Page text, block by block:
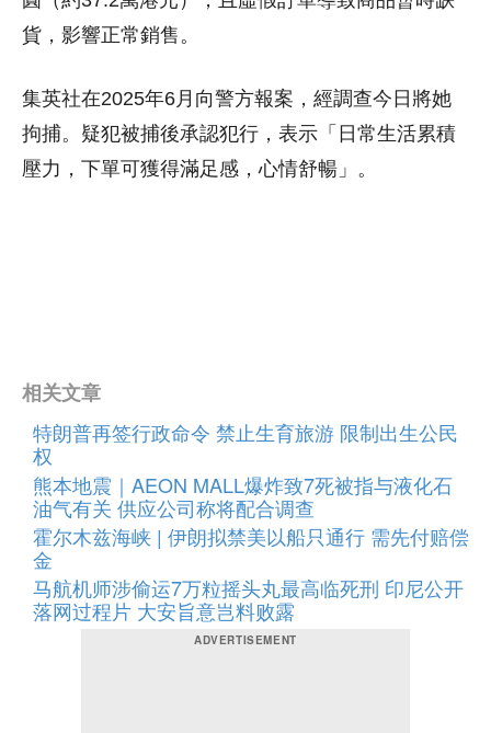
貨，影響正常銷售。
集英社在2025年6月向警方報案，經調查今日將她
拘捕。疑犯被捕後承認犯行，表示「日常生活累積
壓力，下單可獲得滿足感，心情舒暢」。
相关文章
特朗普再签行政命令 禁止生育旅游 限制出生公民
权
熊本地震｜AEON MALL爆炸致7死被指与液化石
油气有关 供应公司称将配合调查
霍尔木兹海峡 | 伊朗拟禁美以船只通行 需先付赔偿
金
马航机师涉偷运7万粒摇头丸最高临死刑 印尼公开
落网过程片 大安旨意岂料败露